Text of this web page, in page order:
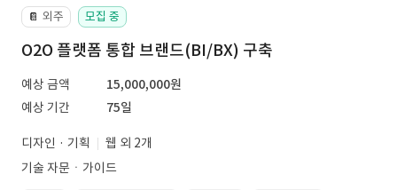
📔 외주 모집 중
O2O 플랫폼 통합 브랜드(BI/BX) 구축
예상 금액
15,000,000원
예상 기간
75일
디자인 · 기획
웹 외 2개
기술 자문ㆍ가이드